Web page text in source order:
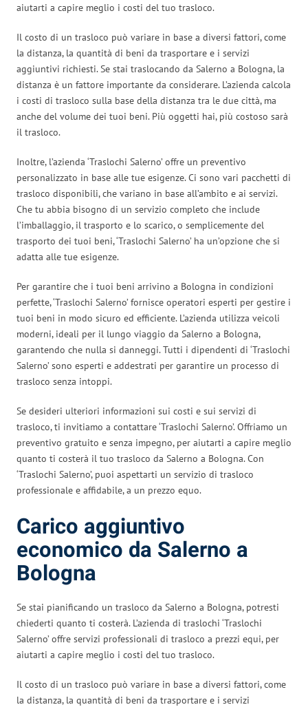
aiutarti a capire meglio i costi del tuo trasloco.
Il costo di un trasloco può variare in base a diversi fattori, come
la distanza, la quantità di beni da trasportare e i servizi
aggiuntivi richiesti. Se stai traslocando da Salerno a Bologna, la
distanza è un fattore importante da considerare. L’azienda calcola
i costi di trasloco sulla base della distanza tra le due città, ma
anche del volume dei tuoi beni. Più oggetti hai, più costoso sarà
il trasloco.
Inoltre, l’azienda ‘Traslochi Salerno’ offre un preventivo
personalizzato in base alle tue esigenze. Ci sono vari pacchetti di
trasloco disponibili, che variano in base all’ambito e ai servizi.
Che tu abbia bisogno di un servizio completo che include
l’imballaggio, il trasporto e lo scarico, o semplicemente del
trasporto dei tuoi beni, ‘Traslochi Salerno’ ha un’opzione che si
adatta alle tue esigenze.
Per garantire che i tuoi beni arrivino a Bologna in condizioni
perfette, ‘Traslochi Salerno’ fornisce operatori esperti per gestire i
tuoi beni in modo sicuro ed efficiente. L’azienda utilizza veicoli
moderni, ideali per il lungo viaggio da Salerno a Bologna,
garantendo che nulla si danneggi. Tutti i dipendenti di ‘Traslochi
Salerno’ sono esperti e addestrati per garantire un processo di
trasloco senza intoppi.
Se desideri ulteriori informazioni sui costi e sui servizi di
trasloco, ti invitiamo a contattare ‘Traslochi Salerno’. Offriamo un
preventivo gratuito e senza impegno, per aiutarti a capire meglio
quanto ti costerà il tuo trasloco da Salerno a Bologna. Con
‘Traslochi Salerno’, puoi aspettarti un servizio di trasloco
professionale e affidabile, a un prezzo equo.
Carico aggiuntivo
economico da Salerno a
Bologna
Se stai pianificando un trasloco da Salerno a Bologna, potresti
chiederti quanto ti costerà. L’azienda di traslochi ‘Traslochi
Salerno’ offre servizi professionali di trasloco a prezzi equi, per
aiutarti a capire meglio i costi del tuo trasloco.
Il costo di un trasloco può variare in base a diversi fattori, come
la distanza, la quantità di beni da trasportare e i servizi